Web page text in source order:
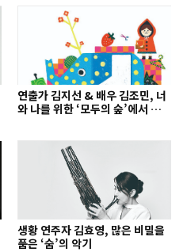
연출가 김지선 & 배우 김조민, 너
와 나를 위한 ‘모두의 숲’에서 만나
생황 연주자 김효영, 많은 비밀을
품은 ‘숨’의 악기